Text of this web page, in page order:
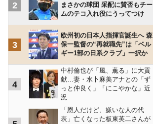
2
まさかの球団 采配に賛否もチー
ムのテコ入れ役にうってつけ
3
欧州初の日本人指揮官誕生へ 森
保一監督の“再就職先”は「ベル
ギー1部の日系クラブ」一択か
4
中村倫也が「風、薫る」に大貢
献…妻・水卜麻美アナとの「ず
っと仲良く」「にこやかな」近
況
「恩人だけど、嫌いな人の代
表」亡くなった板東英二さんが